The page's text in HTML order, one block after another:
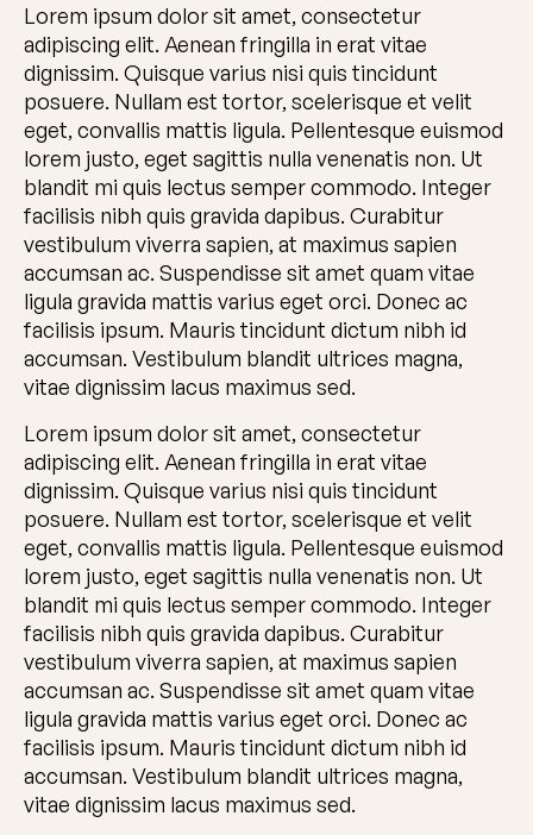
Lorem ipsum dolor sit amet, consectetur
adipiscing elit. Aenean fringilla in erat vitae
dignissim. Quisque varius nisi quis tincidunt
posuere. Nullam est tortor, scelerisque et velit
eget, convallis mattis ligula. Pellentesque euismod
lorem justo, eget sagittis nulla venenatis non. Ut
blandit mi quis lectus semper commodo. Integer
facilisis nibh quis gravida dapibus. Curabitur
vestibulum viverra sapien, at maximus sapien
accumsan ac. Suspendisse sit amet quam vitae
ligula gravida mattis varius eget orci. Donec ac
facilisis ipsum. Mauris tincidunt dictum nibh id
accumsan. Vestibulum blandit ultrices magna,
vitae dignissim lacus maximus sed.
Lorem ipsum dolor sit amet, consectetur
adipiscing elit. Aenean fringilla in erat vitae
dignissim. Quisque varius nisi quis tincidunt
posuere. Nullam est tortor, scelerisque et velit
eget, convallis mattis ligula. Pellentesque euismod
lorem justo, eget sagittis nulla venenatis non. Ut
blandit mi quis lectus semper commodo. Integer
facilisis nibh quis gravida dapibus. Curabitur
vestibulum viverra sapien, at maximus sapien
accumsan ac. Suspendisse sit amet quam vitae
ligula gravida mattis varius eget orci. Donec ac
facilisis ipsum. Mauris tincidunt dictum nibh id
accumsan. Vestibulum blandit ultrices magna,
vitae dignissim lacus maximus sed.